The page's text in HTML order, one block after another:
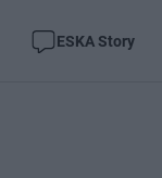
ESKA Story